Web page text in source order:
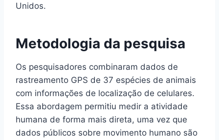
Unidos.
Metodologia da pesquisa
Os pesquisadores combinaram dados de
rastreamento GPS de 37 espécies de animais
com informações de localização de celulares.
Essa abordagem permitiu medir a atividade
humana de forma mais direta, uma vez que
dados públicos sobre movimento humano são